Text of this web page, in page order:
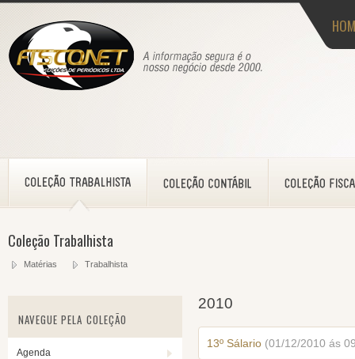
Coleção Trabalhista
Matérias Trabalhista
NAVEGUE PELA COLEÇÃO
Agenda
2010
13º Sálario (01/12/2010 ás